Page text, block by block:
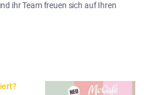
ihr Team freuen sich auf Ihren